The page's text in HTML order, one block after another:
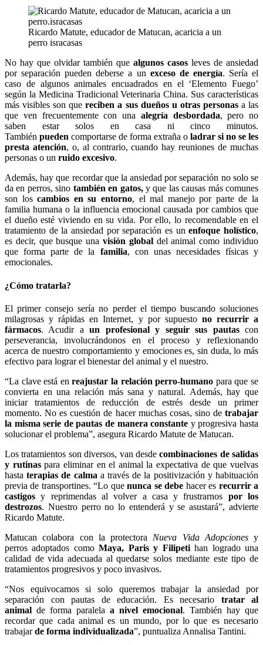
Ricardo Matute, educador de Matucan, acaricia a un
perro isracasas
No hay que olvidar también que algunos casos leves de ansiedad
por separación pueden deberse a un exceso de energía. Sería el
caso de algunos animales encuadrados en el ‘Elemento Fuego’
según la Medicina Tradicional Veterinaria China. Sus características
más visibles son que reciben a sus dueños u otras personasa las
que ven frecuentemente con una alegría desbordada, pero no
saben estar solos en casa ni cinco minutos.
También pueden comportarse de forma extraña o ladrar si no se les
presta atención, o, al contrario, cuando hay reuniones de muchas
personas o un ruido excesivo.
Además, hay que recordar que la ansiedad por separación no solo se
da en perros, sino también en gatos,y que las causas más comunes
son loscambios en su entorno, el mal manejo por parte de la
familia humana o la influencia emocional causada por cambios que
el dueño esté viviendo en su vida. Por ello, lo recomendable en el
tratamiento de la ansiedad por separación es unenfoque holístico,
es decir, que busque una visión global del animal como individuo
que forma parte de la familia, con unas necesidades físicas y
emocionales.
¿Cómo tratarla?
El primer consejo sería no perder el tiempo buscando soluciones
milagrosas y rápidas en Internet, y por supuesto no recurrir a
fármacos. Acudir aun profesional y seguir sus pautascon
perseverancia, involucrándonos en el proceso y reflexionando
acerca de nuestro comportamiento y emociones es, sin duda, lo más
efectivo para lograr el bienestar del animal y el nuestro.
“La clave está enreajustar la relación perro-humano para que se
convierta en una relación más sana y natural. Además, hay que
iniciar tratamientos de reducción de estrés desde un primer
momento. No es cuestión de hacer muchas cosas, sino detrabajar
la misma serie de pautas de manera constante y progresiva hasta
solucionar el problema”, asegura Ricardo Matute de Matucan.
Los tratamientos son diversos, van desdecombinaciones de salidas
y rutinaspara eliminar en el animal la expectativa de que vuelvas
hastaterapias de calma a través de la positivización y habituación
previa de transportines. “Lo quenunca se debe hacer es recurrir a
castigosy reprimendas al volver a casa y frustrarnos por los
destrozos. Nuestro perro no lo entenderá y se asustará”, advierte
Ricardo Matute.
Matucan colabora con la protectora Nueva Vida Adopcionesy
perros adoptados comoMaya, Paris y Filipetihan logrado una
calidad de vida adecuada al quedarse solos mediante este tipo de
tratamientos progresivos y poco invasivos.
“Nos equivocamos si solo queremos trabajar la ansiedad por
separación con pautas de educación. Es necesario tratar al
animal de forma paralela a nivel emocional. También hay que
recordar que cada animal es un mundo, por lo que es necesario
trabajarde forma individualizada”, puntualiza Annalisa Tantini.